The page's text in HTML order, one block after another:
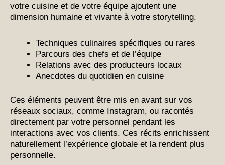
votre cuisine et de votre équipe ajoutent une
dimension humaine et vivante à votre storytelling.
Techniques culinaires spécifiques ou rares
Parcours des chefs et de l’équipe
Relations avec des producteurs locaux
Anecdotes du quotidien en cuisine
Ces éléments peuvent être mis en avant sur vos
réseaux sociaux, comme Instagram, ou racontés
directement par votre personnel pendant les
interactions avec vos clients. Ces récits enrichissent
naturellement l’expérience globale et la rendent plus
personnelle.